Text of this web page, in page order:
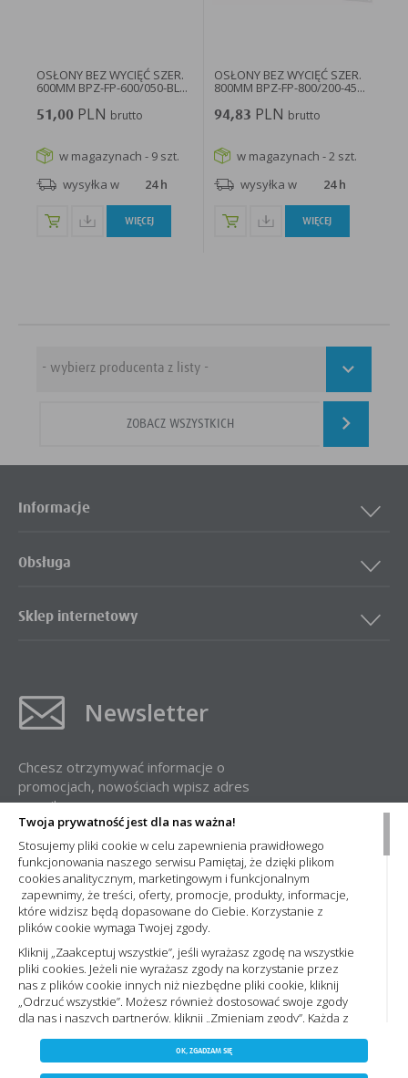
Twoja prywatność jest dla nas ważna!
Stosujemy pliki cookie w celu zapewnienia prawidłowego
funkcjonowania naszego serwisu Pamiętaj, że dzięki plikom
cookies analitycznym, marketingowym i funkcjonalnym
zapewnimy, że treści, oferty, promocje, produkty, informacje,
które widzisz będą dopasowane do Ciebie. Korzystanie z
plików cookie wymaga Twojej zgody.
Kliknij „Zaakceptuj wszystkie”, jeśli wyrażasz zgodę na wszystkie
pliki cookies. Jeżeli nie wyrażasz zgody na korzystanie przez
nas z plików cookie innych niż niezbędne pliki cookie, kliknij
„Odrzuć wszystkie”. Możesz również dostosować swoje zgody
dla nas i naszych partnerów, kliknij „Zmieniam zgody”. Każdą z
zmieniając wybrane ustawienia. Więcej informacji znajdziesz
Polityce prywatności,. Korzystanie z plików cookie we
OK, ZGADZAM SIĘ
ZAPISZ WYBRANE
OSŁONY BEZ WYCIĘĆ SZER.
600MM BPZ-FP-600/050-BL...
51,00PLN brutto
w magazynach - 9 szt.
wysyłka w
24 h
WIĘCEJ
OSŁONY BEZ WYCIĘĆ SZER.
800MM BPZ-FP-800/200-45...
94,83 PLN brutto
w magazynach - 2 szt.
wysyłka w
24 h
WIĘCEJ
ZOBACZ WSZYSTKICH
Informacje
Obsługa
Sklep internetowy
Newsletter
Chcesz otrzymywać informacje o
promocjach, nowościach wpisz adres
e-mail:
Administratorem Państwa danych osobowych jest Nowa Elektro Sp. z
o.o. Informacje dotyczące przetwarzania Państwa danych osobowych
oraz zasady, na jakich odbywa się ich przetwarzanie przez spółkę
Nowa Elektro Sp. z o.o. znajdą Państwo w naszejPolityce prywatności
Copyright 2023 by nowaelektro.pl. Wszelkie prawa
zastrzeżone.